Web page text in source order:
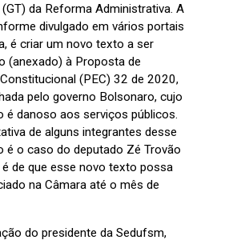
(GT) da Reforma Administrativa. A
divulgado em vários portais
é criar um novo texto a ser
(anexado) à Proposta de
(PEC) 32 de 2020,
pelo governo Bolsonaro, cujo
é danoso aos serviços públicos.
de alguns integrantes desse
é o caso do deputado Zé Trovão
é de que esse novo texto possa
na Câmara até o mês de
do presidente da Sedufsm,